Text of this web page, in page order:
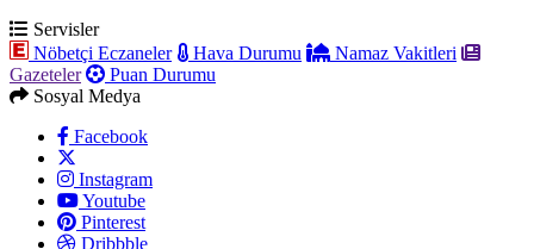
Servisler
Nöbetçi Eczaneler
Hava Durumu
Namaz Vakitleri
Gazeteler
Puan Durumu
Sosyal Medya
Facebook
Instagram
Youtube
Pinterest
Dribbble